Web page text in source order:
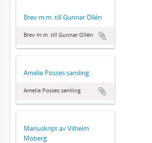
Brev m.m. till Gunnar Ollén
Brev m.m. till Gunnar Ollén
Amelie Posses samling
Amelie Posses samling
Manuskript av Vilhelm
Moberg